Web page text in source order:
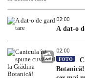
02:00
A dat-o
02:00
FOTO